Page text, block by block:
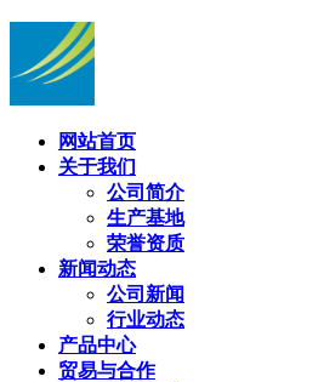
网站首页
关于我们
公司简介
生产基地
荣誉资质
新闻动态
公司新闻
行业动态
产品中心
贸易与合作